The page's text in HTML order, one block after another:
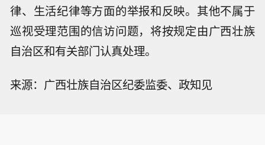
律、生活纪律等方面的举报和反映。其他不属于
巡视受理范围的信访问题，将按规定由广西壮族
自治区和有关部门认真处理。
来源：广西壮族自治区纪委监委、政知见